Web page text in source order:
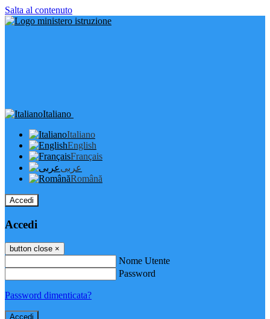
Salta al contenuto
Italiano
Italiano
English
Français
عربى
Română
Accedi
Accedi
button close ×
Nome Utente
Password
Password dimenticata?